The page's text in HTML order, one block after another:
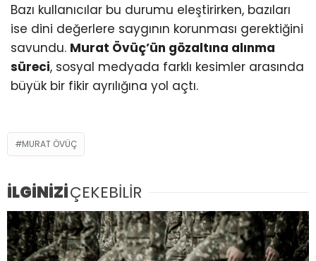
Bazı kullanıcılar bu durumu eleştirirken, bazıları
ise dini değerlere saygının korunması gerektiğini
savundu. Murat Övüç’ün gözaltına alınma
süreci, sosyal medyada farklı kesimler arasında
büyük bir fikir ayrılığına yol açtı.
MURAT ÖVÜÇ
İLGİNİZİÇEKEBİLİR